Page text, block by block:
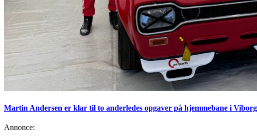
Martin Andersen er klar til to anderledes opgaver på hjemmebane i Viborg
Annonce: